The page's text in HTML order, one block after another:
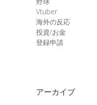
Vtuber
海外の反応
投資/お金
登録申請
アーカイブ